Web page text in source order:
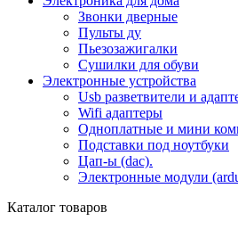
Звонки дверные
Пульты ду
Пьезозажигалки
Сушилки для обуви
Электронные устройства
Usb разветвители и
Wifi адаптеры
Одноплатные и мини
Подставки под ноутбуки
Цап-ы (dac).
Электронные модули
Каталог товаров